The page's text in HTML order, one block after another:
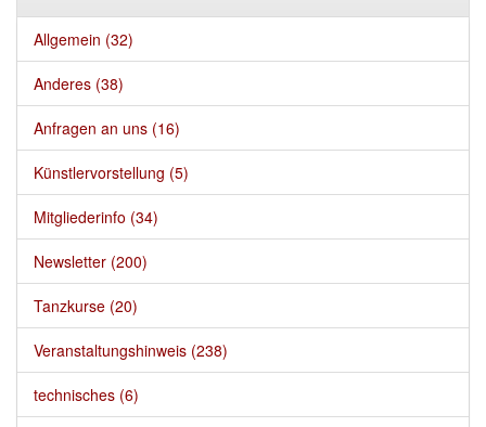
Allgemein (32)
Anderes (38)
Anfragen an uns (16)
Künstlervorstellung (5)
Mitgliederinfo (34)
Newsletter (200)
Tanzkurse (20)
Veranstaltungshinweis (238)
technisches (6)